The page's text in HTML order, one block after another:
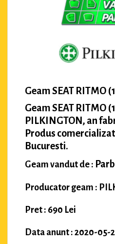
Geam SEAT RITMO
Geam SEAT RITMO
PILKINGTON, an
Produs
Bucuresti.
Geam vandut de :
Producator geam :
Pret : 690 Lei
Data anunt : 2020-05-